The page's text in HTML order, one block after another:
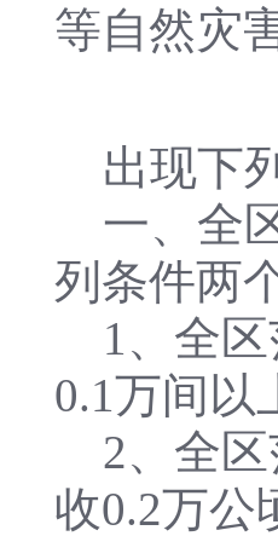
等自然灾
出现下
一、全
列条件两
1、全区
0.1万间以
2、全区
收0.2万公